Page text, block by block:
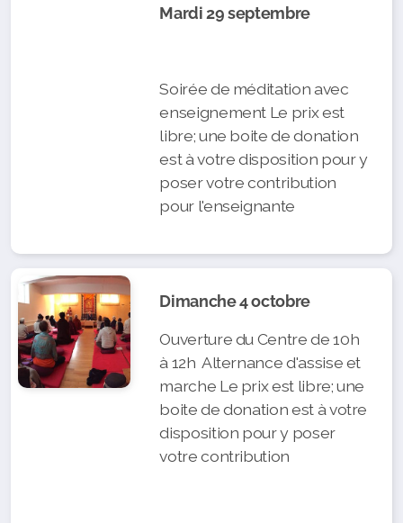
Mardi 29 septembre
Soirée de méditation avec
enseignement Le prix est
libre; une boite de donation
est à votre disposition pour y
poser votre contribution
pour l'enseignante
Dimanche 4 octobre
Ouverture du Centre de 10h
à 12h Alternance d'assise et
marche Le prix est libre; une
boite de donation est à votre
disposition pour y poser
votre contribution